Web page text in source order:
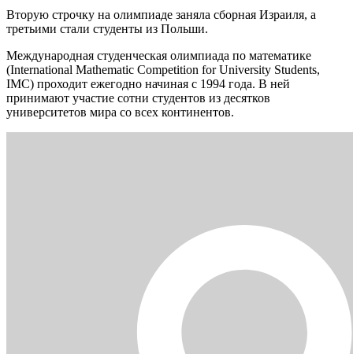
Вторую строчку на олимпиаде заняла сборная Израиля, а
третьими стали студенты из Польши.
Международная студенческая олимпиада по математике
(International Mathematic Competition for University Students,
IMC) проходит ежегодно начиная с 1994 года. В ней
принимают участие сотни студентов из десятков
университетов мира со всех континентов.